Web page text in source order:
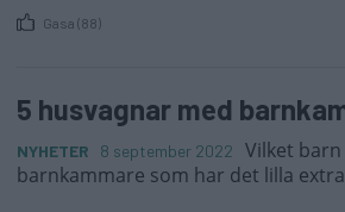
Gasa (88)
5 husvagnar med
NYHETER 8 september 2022
Vilket
barnkammare som har det lilla